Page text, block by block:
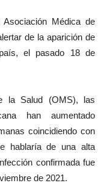
Médica de
de la aparición de
el pasado 18 de
la Salud (OMS), las
han aumentado
coincidiendo con
hablaría de una alta
confirmada fue
de 2021.